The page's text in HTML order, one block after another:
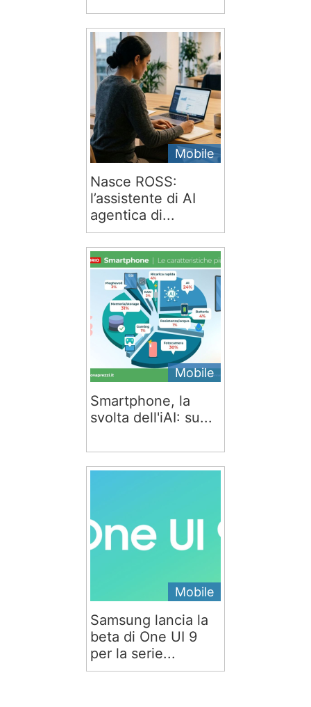
Mobile
Nasce ROSS:
l’assistente di AI
agentica di...
Mobile
Smartphone, la
svolta dell'iAI: su...
Mobile
Samsung lancia la
beta di One UI 9
per la serie...